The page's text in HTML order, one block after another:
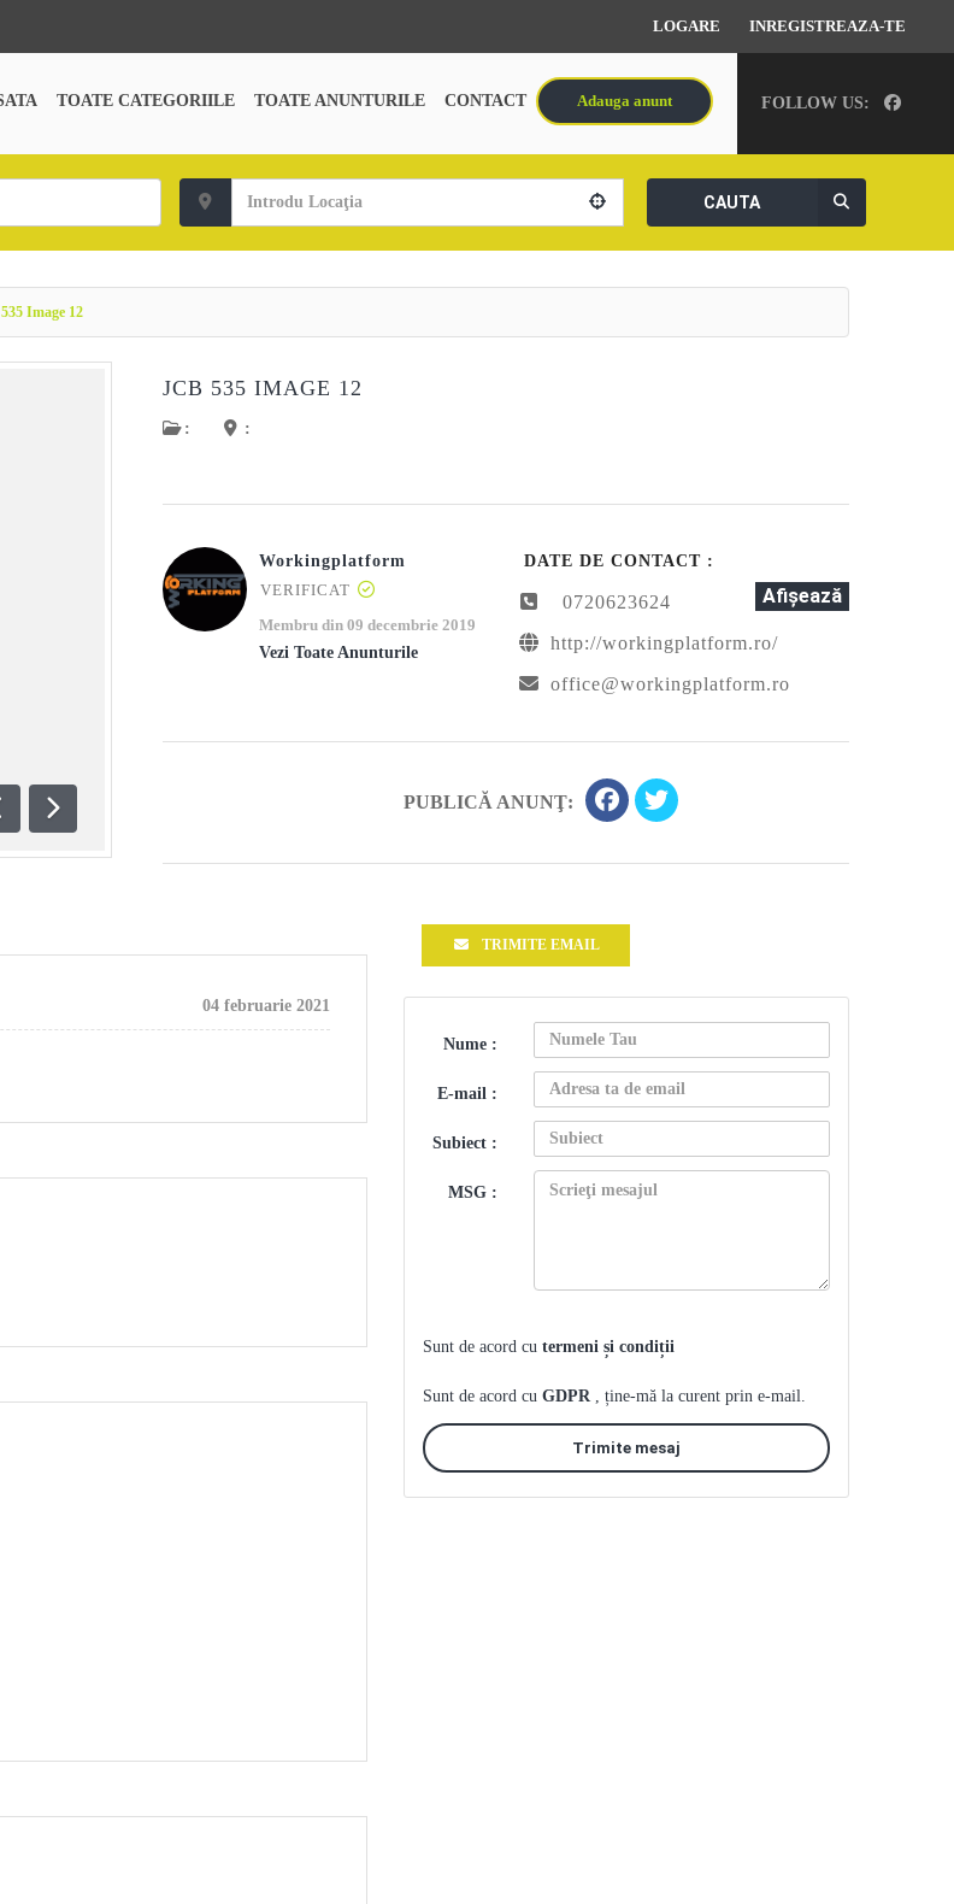
LOGARE INREGISTREAZA-TE
FOLLOW US:
Adauga anunt
TOATE CATEGORIILE TOATE ANUNTURILE CONTACT
CAUTA
Image 12
Următoare
JCB 535 IMAGE 12
: :
Workingplatform
VERIFICAT
Membru din 09 decembrie 2019
Vezi Toate Anunturile
DATE DE CONTACT :
0720623624 Afişează
http://workingplatform.ro/
office@workingplatform.ro
PUBLICĂ ANUNŢ:
04 februarie 2021
TRIMITE EMAIL
Nume :
E-mail :
Subiect :
MSG :
Sunt de acord cu termeni și condiții
Sunt de acord cu GDPR , ține-mă la curent prin e-mail.
Trimite mesaj